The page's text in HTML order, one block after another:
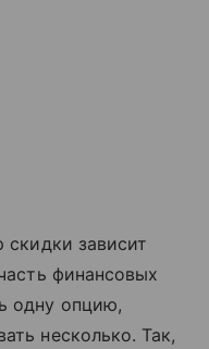
скидки зависит
финансовых
одну опцию,
несколько. Так,